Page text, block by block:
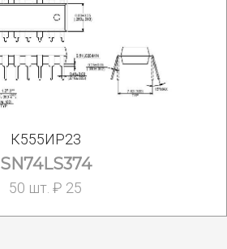
К555ИР23
SN74LS374
50 шт. ₽ 25